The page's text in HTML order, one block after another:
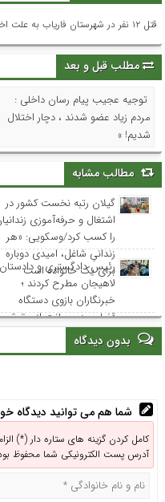
قتل ۱۲ نفر در شهرستان فاریاب به علت اختلاف خانوادگی !
مطلب قبل و بعد
توجیه عجیب پیام رسان داخلی :
مردم زیاد عضو شدند ، دچار اختلال
شدیم! »
مطالب مشابه
گیلان رتبه نخست کشور در
اشتغال و حرفه‌آموزی
را کسب کرد/وسکویی: «هر
زندانیِ شاغل، امیدی دوباره
برای یک خانواده است
رئیس دادگستری و دادستان
لاهیجان مطرح کردند ؛
خبرنگاران بازوی دستگاه
قضایی در صیانت از حقوق
عامه هستند
بدون دیدگاه
شما هم می توانید دیدگاه
کامل کردن گزینه های ستاره دار (*)
آدرس پست الکترونیکی شما محفوظ